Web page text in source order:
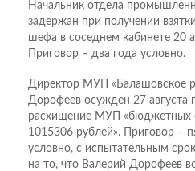
Начальник отдела
задержан при получении
шефа в соседнем кабинете 20
Приговор – два года условно.
Директор МУП «Балашовское
Дорофеев осужден 27 августа
расхищение МУП «бюджетных
1015306 рублей». Приговор –
условно, с испытательным
на то, что Валерий Дорофеев